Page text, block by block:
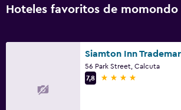
Hoteles favoritos de momondo
56 Park Street, Calcuta
7,8
4 estrellas